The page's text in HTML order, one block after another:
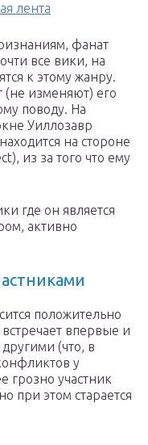
лента
фанат
все вики, на
к этому жанру.
(не изменяют) его
поводу. На
Уиллозавр
на стороне
из за того что ему
где он является
активно
положительно
впервые и
другими (что, в
у
грозно участник
при этом старается